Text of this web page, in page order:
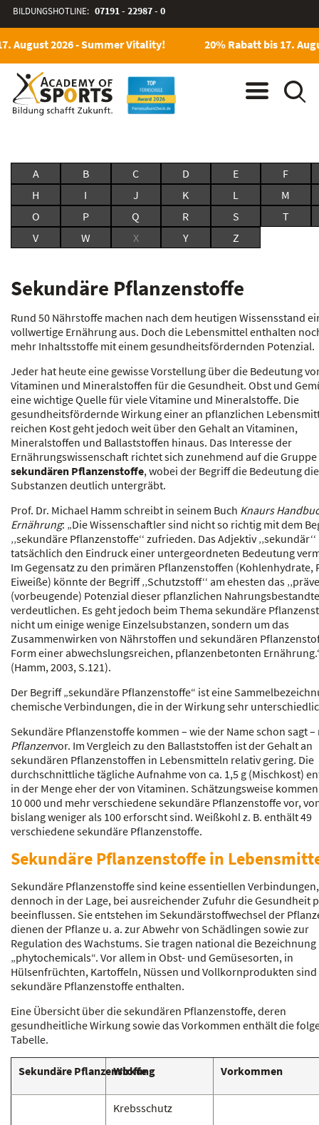
BILDUNGSHOTLINE: 07191 - 22987 - 0
August 2026 - Summer Vitality! 20% Rabatt bis 17.
A B C D E
F
H
I J K L
M
O
P Q R S
T
V
W X Y Z
Sekundäre Pflanzenstoffe
Rund 50 Nährstoffe machen nach dem heutigen Wissensstand
vollwertige Ernährung aus. Doch die Lebensmittel enthalten
mehr Inhaltsstoffe mit einem gesundheitsfördernden Potenzial.
Jeder hat heute eine gewisse Vorstellung über die Bedeutung
Vitaminen und Mineralstoffen für die Gesundheit. Obst und
eine wichtige Quelle für viele Vitamine und Mineralstoffe. Die
gesundheitsfördernde Wirkung einer an pflanzlichen
reichen Kost geht jedoch weit über den Gehalt an Vitaminen,
Mineralstoffen und Ballaststoffen hinaus. Das Interesse der
Ernährungswissenschaft richtet sich zunehmend auf die
sekundären Pflanzenstoffe, wobei der Begriff die Bedeutung
Substanzen deutlich untergräbt.
Prof. Dr. Michael Hamm schreibt in seinem Buch Knaurs
Ernährung: „Die Wissenschaftler sind nicht so richtig mit dem
‚‚sekundäre Pflanzenstoffe‘‘ zufrieden. Das Adjektiv
tatsächlich den Eindruck einer untergeordneten Bedeutung
Im Gegensatz zu den primären Pflanzenstoffen (Kohlenhydrate,
Eiweiße) könnte der Begriff ‚‚Schutzstoff‘‘ am ehesten das
(vorbeugende) Potenzial dieser pflanzlichen
verdeutlichen. Es geht jedoch beim Thema sekundäre
nicht um einige wenige Einzelsubstanzen, sondern um das
Zusammenwirken von Nährstoffen und sekundären
Form einer abwechslungsreichen, pflanzenbetonten
(Hamm, 2003, S.121).
Der Begriff „sekundäre Pflanzenstoffe“ ist eine
chemische Verbindungen, die in der Wirkung sehr
Sekundäre Pflanzenstoffe kommen – wie der Name schon sagt
Pflanzenvor. Im Vergleich zu den Ballaststoffen ist der Gehalt an
sekundären Pflanzenstoffen in Lebensmitteln relativ gering. Die
durchschnittliche tägliche Aufnahme von ca. 1,5 g (Mischkost)
in der Menge eher der von Vitaminen. Schätzungsweise
10 000 und mehr verschiedene sekundäre Pflanzenstoffe vor,
bislang weniger als 100 erforscht sind. Weißkohl z. B. enthält 49
verschiedene sekundäre Pflanzenstoffe.
Sekundäre Pflanzenstoffe in
Sekundäre Pflanzenstoffe sind keine essentiellen
dennoch in der Lage, bei ausreichender Zufuhr die Gesundheit
beeinflussen. Sie entstehen im Sekundärstoffwechsel der
dienen der Pflanze u. a. zur Abwehr von Schädlingen sowie zur
Regulation des Wachstums. Sie tragen national die Bezeichnung
„phytochemicals“. Vor allem in Obst- und Gemüsesorten, in
Hülsenfrüchten, Kartoffeln, Nüssen und Vollkornprodukten sind
sekundäre Pflanzenstoffe enthalten.
Eine Übersicht über die sekundären Pflanzenstoffe, deren
gesundheitliche Wirkung sowie das Vorkommen enthält die
Tabelle.
Sekundäre Pflanzenstoffe
Wirkung Vorkommen
Krebsschutz